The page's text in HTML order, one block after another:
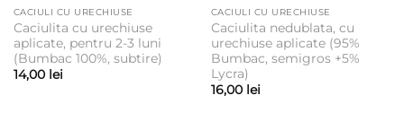
CACIULI CU URECHIUSE
Caciulita cu urechiuse
aplicate, pentru 2-3 luni
(Bumbac 100%, subtire)
14,00 lei
CACIULI CU URECHIUSE
Caciulita nedublata, cu
urechiuse aplicate (95%
Bumbac, semigros +5%
Lycra)
16,00 lei